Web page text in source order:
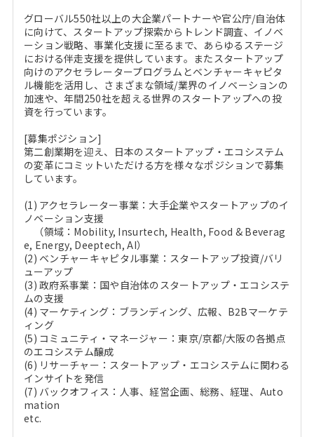
グローバル550社以上の大企業パートナーや官公庁/自治体
に向けて、スタートアップ探索からトレンド調査、イノベ
ーション戦略、事業化支援に至るまで、あらゆるステージ
における伴走支援を提供しています。またスタートアップ
向けのアクセラレータープログラムとベンチャーキャピタ
ル機能を活用し、さまざまな領域/業界のイノベーションの
加速や、年間250社を超える世界のスタートアップへの投
資を行っています。
[募集ポジション]
第二創業期を迎え、日本のスタートアップ・エコシステム
の変革にコミットいただける方を様々なポジションで募集
しています。
(1) アクセラレーター事業：大手企業やスタートアップのイ
ノベーション支援
（領域：Mobility, Insurtech, Health, Food & Beverag
e, Energy, Deeptech, AI）
(2) ベンチャーキャピタル事業：スタートアップ投資/バリ
ューアップ
(3) 政府系事業：国や自治体のスタートアップ・エコシステ
ムの支援
(4) マーケティング：ブランディング、広報、B2Bマーケテ
ィング
(5) コミュニティ・マネージャー：東京/京都/大阪の各拠点
のエコシステム醸成
(6) リサーチャー：スタートアップ・エコシステムに関わる
インサイトを発信
(7) バックオフィス：人事、経営企画、総務、経理、Auto
mation
etc.